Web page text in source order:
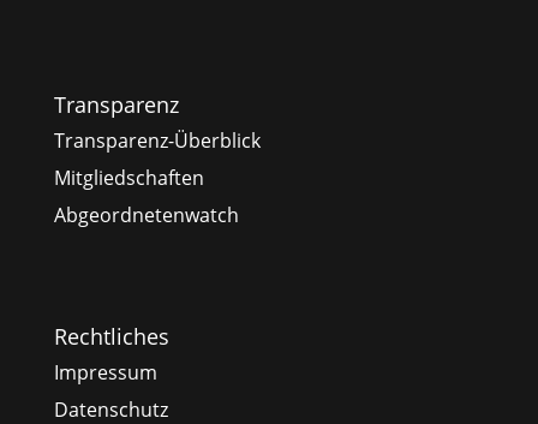
Transparenz
Transparenz-Überblick
Mitgliedschaften
Abgeordnetenwatch
Rechtliches
Impressum
Datenschutz